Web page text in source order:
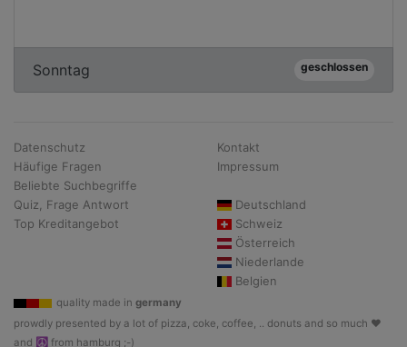
Sonntag geschlossen
Datenschutz
Häufige Fragen
Beliebte Suchbegriffe
Quiz, Frage Antwort
Top Kreditangebot
Kontakt
Impressum
Deutschland
Schweiz
Österreich
Niederlande
Belgien
quality made in germany
prowdly presented by a lot of pizza, coke, coffee, .. donuts and so much ♥
and ☮ from hamburg ;-)